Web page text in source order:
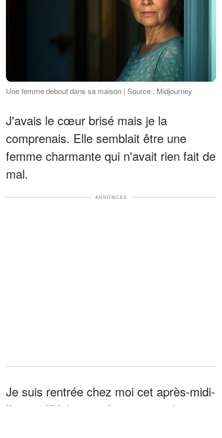
Une femme debout dans sa maison | Source : Midjourney
J'avais le cœur brisé mais je la
comprenais. Elle semblait être une
femme charmante qui n'avait rien fait de
mal.
ANNONCES
Je suis rentrée chez moi cet après-midi-
là, en réfléchissant à ce que je devais